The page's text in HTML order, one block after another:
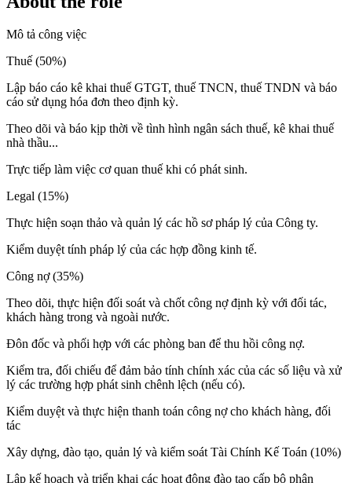
Mô tả công việc
Thuế (50%)
Lập báo cáo kê khai thuế GTGT, thuế TNCN, thuế TNDN và báo
cáo sử dụng hóa đơn theo định kỳ.
Theo dõi và báo kịp thời về tình hình ngân sách thuế, kê khai thuế
nhà thầu...
Trực tiếp làm việc cơ quan thuế khi có phát sinh.
Legal (15%)
Thực hiện soạn thảo và quản lý các hồ sơ pháp lý của Công ty.
Kiểm duyệt tính pháp lý của các hợp đồng kinh tế.
Công nợ (35%)
Theo dõi, thực hiện đối soát và chốt công nợ định kỳ với đối tác,
khách hàng trong và ngoài nước.
Đôn đốc và phối hợp với các phòng ban để thu hồi công nợ.
Kiểm tra, đối chiếu để đảm bảo tính chính xác của các số liệu và xử
lý các trường hợp phát sinh chênh lệch (nếu có).
Kiểm duyệt và thực hiện thanh toán công nợ cho khách hàng, đối
tác
Xây dựng, đào tạo, quản lý và kiểm soát Tài Chính Kế Toán (10%)
Lập kế hoạch và triển khai các hoạt động đào tạo cấp bộ phận